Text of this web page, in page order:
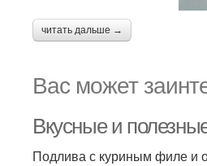
читать дальше →
Вас может
Вкусные и
Подлива с куриным филе и